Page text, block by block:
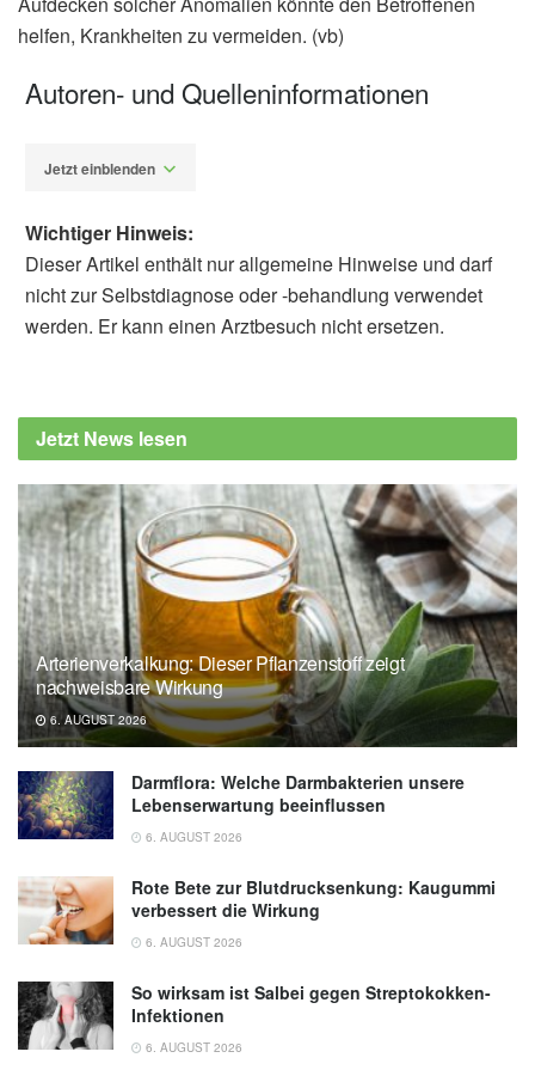
helfen, Krankheiten zu vermeiden. (vb)
Autoren- und Quelleninformationen
Jetzt einblenden
of male sex chromosome abnormalities in the
UK Biobank study; in: Genetics in Medicine
sciencedirect.com
University of Cambridge: One in 500 men
carry extra sex chromosome, putting them at
higher risk of several common diseases
(vröffentlicht: 10.06.2022),cam.ac.uk
Wichtiger Hinweis:
Dieser Artikel enthält nur allgemeine Hinweise und darf
nicht zur Selbstdiagnose oder -behandlung verwendet
werden. Er kann einen Arztbesuch nicht ersetzen.
Jetzt News lesen
Arterienverkalkung: Dieser Pflanzenstoff zeigt
nachweisbare Wirkung
6. AUGUST 2026
Darmflora: Welche Darmbakterien unsere
Lebenserwartung beeinflussen
6. AUGUST 2026
Rote Bete zur Blutdrucksenkung: Kaugummi
verbessert die Wirkung
6. AUGUST 2026
So wirksam ist Salbei gegen Streptokokken-
Infektionen
6. AUGUST 2026